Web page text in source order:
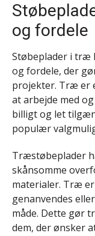
og fordele
Støbeplader i træ
og fordele, der
projekter. Træ er
at arbejde med
billigt og let
populær
Træstøbeplader
skånsomme
materialer. Træ
genanvendes
måde. Dette gør
dem, der ønsker